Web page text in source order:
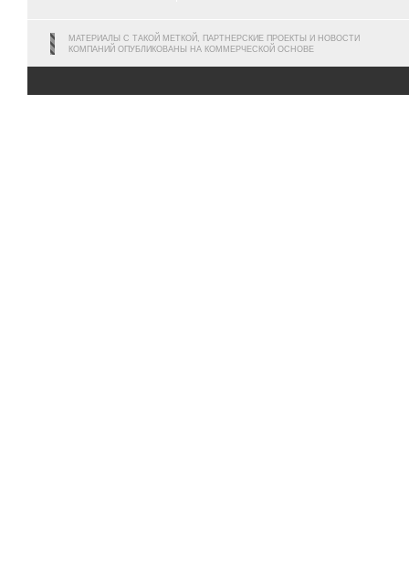
МАТЕРИАЛЫ С ТАКОЙ МЕТКОЙ, ПАРТНЕРСКИЕ ПРОЕКТЫ И НОВОСТИ
КОМПАНИЙ ОПУБЛИКОВАНЫ НА КОММЕРЧЕСКОЙ ОСНОВЕ